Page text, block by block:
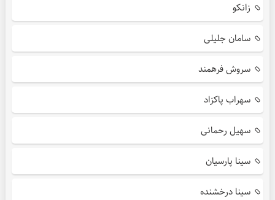
زانکو
سامان جلیلی
سروش فرهمند
سهراب پاکزاد
سهیل رحمانی
سینا پارسیان
سینا درخشنده